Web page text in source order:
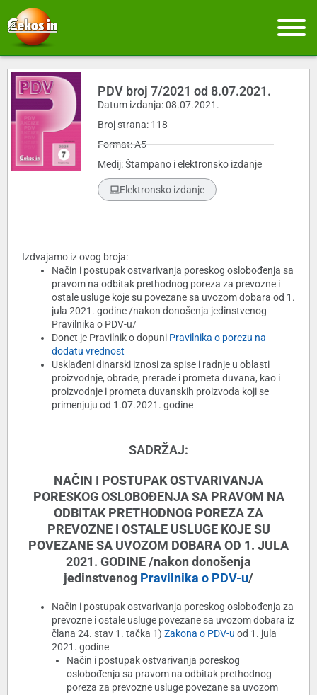
PDV broj 7/2021 od 8.07.2021.
Datum izdanja: 08.07.2021.
Broj strana: 118
Format: A5
Medij: Štampano i elektronsko izdanje
Elektronsko izdanje
Izdvajamo iz ovog broja:
Način i postupak ostvarivanja poreskog oslobođenja sa
pravom na odbitak prethodnog poreza za prevozne i
ostale usluge koje su povezane sa uvozom dobara od 1.
jula 2021. godine /nakon donošenja jedinstvenog
Pravilnika o PDV-u/
Donet je Pravilnik o dopuni Pravilnika o porezu na
dodatu vrednost
Usklađeni dinarski iznosi za spise i radnje u oblasti
proizvodnje, obrade, prerade i prometa duvana, kao i
proizvodnje i prometa duvanskih proizvoda koji se
primenjuju od 1.07.2021. godine
SADRŽAJ:
NAČIN I POSTUPAK OSTVARIVANJA
PORESKOG OSLOBOĐENJA SA PRAVOM NA
ODBITAK PRETHODNOG POREZA ZA
PREVOZNE I OSTALE USLUGE KOJE SU
POVEZANE SA UVOZOM DOBARA OD 1. JULA
2021. GODINE /nakon donošenja
jedinstvenog Pravilnika o PDV-u/
Način i postupak ostvarivanja poreskog oslobođenja za
prevozne i ostale usluge povezane sa uvozom dobara iz
člana 24. stav 1. tačka 1) Zakona o PDV-u od 1. jula
2021. godine
Način i postupak ostvarivanja poreskog
oslobođenja sa pravom na odbitak prethodnog
poreza za prevozne usluge povezane sa uvozom